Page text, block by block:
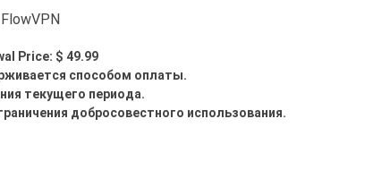
Price: $ 49.99
способом оплаты.
текущего периода.
добросовестного использования.